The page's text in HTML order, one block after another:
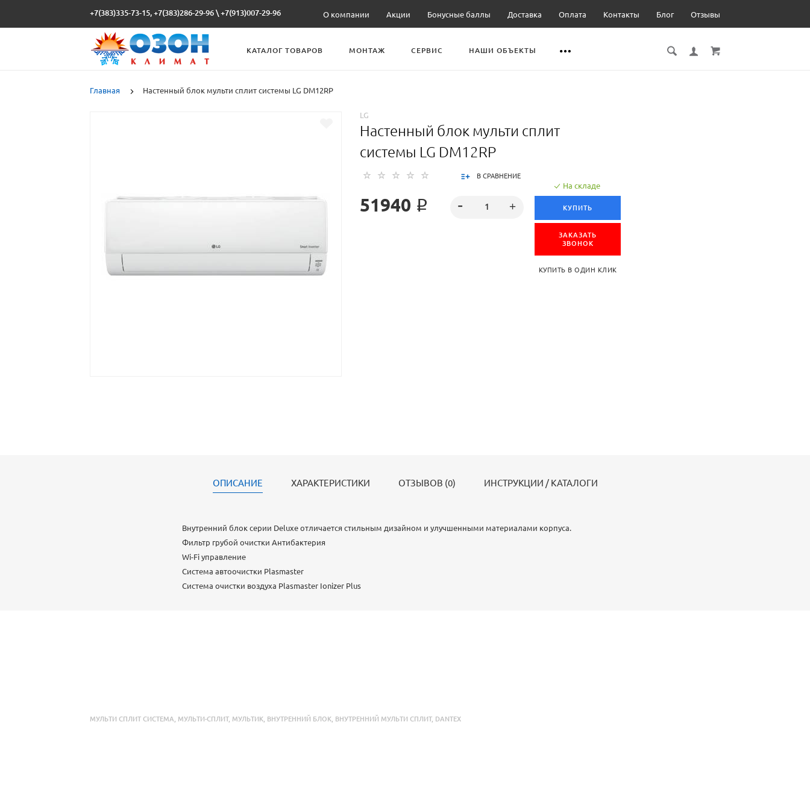
+7(383)335-73-15, +7(383)286-29-96 \+7(913)007-29-96 О компании Акции Бонусные баллы Доставка Оплата Контакты Блог Отзывы
КАТАЛОГ ТОВАРОВ МОНТАЖ СЕРВИС НАШИ ОБЪЕКТЫ
Главная Настенный блок мульти сплит системы LG DM12RP
LG
Настенный блок мульти сплит
системы LG DM12RP
В СРАВНЕНИЕ
51940 ₽
На складе
КУПИТЬ
ЗАКАЗАТЬ
ЗВОНОК
КУПИТЬ В ОДИН КЛИК
ОПИСАНИЕ ХАРАКТЕРИСТИКИ ОТЗЫВОВ (0) ИНСТРУКЦИИ / КАТАЛОГИ
Внутренний блок серии Deluxe отличается стильным дизайном и улучшенными материалами корпуса.
Фильтр грубой очистки Антибактерия
Wi-Fi управление
Система автоочистки Plasmaster
Система очистки воздуха Plasmaster Ionizer Plus
МУЛЬТИ СПЛИТ СИСТЕМА МУЛЬТИ-СПЛИТ, МУЛЬТИК ВНУТРЕННИЙ БЛОК ВНУТРЕННИЙ МУЛЬТИ СПЛИТ, DANTEX